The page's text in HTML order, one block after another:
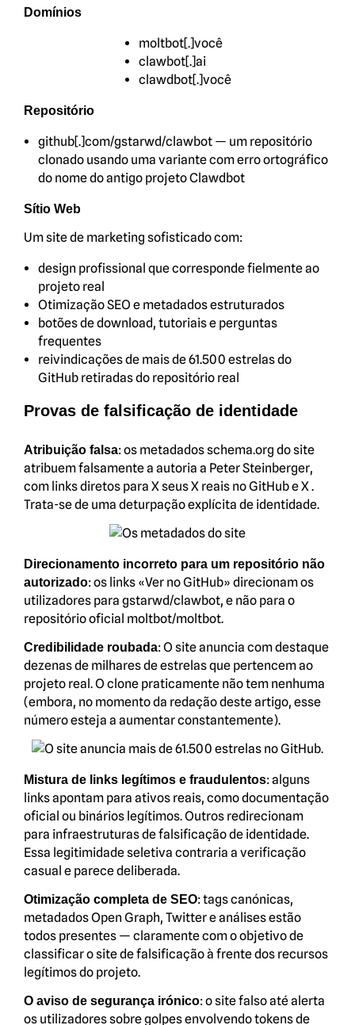
Domínios
moltbot[.]você
clawbot[.]ai
clawdbot[.]você
Repositório
github[.]com/gstarwd/clawbot — um repositório
clonado usando uma variante com erro ortográfico
do nome do antigo projeto Clawdbot
Sítio Web
Um site de marketing sofisticado com:
design profissional que corresponde fielmente ao
projeto real
Otimização SEO e metadados estruturados
botões de download, tutoriais e perguntas
frequentes
reivindicações de mais de 61.500 estrelas do
GitHub retiradas do repositório real
Provas de falsificação de identidade
Atribuição falsa: os metadados schema.org do site
atribuem falsamente a autoria a Peter Steinberger,
com links diretos para X seus X reais no GitHub e X .
Trata-se de uma deturpação explícita de identidade.
Direcionamento incorreto para um repositório não
autorizado: os links «Ver no GitHub» direcionam os
utilizadores para gstarwd/clawbot, e não para o
repositório oficial moltbot/moltbot.
Credibilidade roubada: O site anuncia com destaque
dezenas de milhares de estrelas que pertencem ao
projeto real. O clone praticamente não tem nenhuma
(embora, no momento da redação deste artigo, esse
número esteja a aumentar constantemente).
Mistura de links legítimos e fraudulentos: alguns
links apontam para ativos reais, como documentação
oficial ou binários legítimos. Outros redirecionam
para infraestruturas de falsificação de identidade.
Essa legitimidade seletiva contraria a verificação
casual e parece deliberada.
Otimização completa de SEO: tags canónicas,
metadados Open Graph, Twitter e análises estão
todos presentes — claramente com o objetivo de
classificar o site de falsificação à frente dos recursos
legítimos do projeto.
O aviso de segurança irónico: o site falso até alerta
os utilizadores sobre golpes envolvendo tokens de